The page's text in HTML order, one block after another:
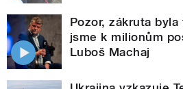
Pozor, zákruta
jsme k milionům
Luboš Machaj